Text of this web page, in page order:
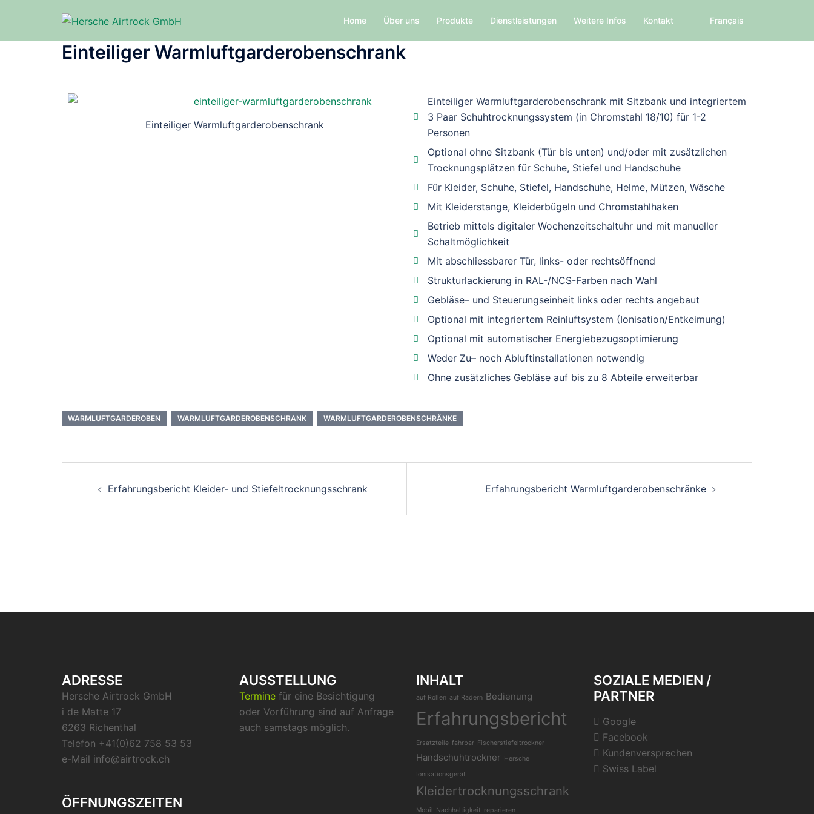
Home Über uns Produkte Dienstleistungen Weitere Infos Kontakt Français
Einteiliger Warmluftgarderobenschrank
Einteiliger Warmluftgarderobenschrank
Einteiliger Warmluftgarderobenschrank mit Sitzbank und integriertem
3 Paar Schuhtrocknungssystem (in Chromstahl 18/10) für 1-2
Personen
Optional ohne Sitzbank (Tür bis unten) und/oder mit zusätzlichen
Trocknungsplätzen für Schuhe, Stiefel und Handschuhe
Für Kleider, Schuhe, Stiefel, Handschuhe, Helme, Mützen, Wäsche
Mit Kleiderstange, Kleiderbügeln und Chromstahlhaken
Betrieb mittels digitaler Wochenzeitschaltuhr und mit manueller
Schaltmöglichkeit
Mit abschliessbarer Tür, links- oder rechtsöffnend
Strukturlackierung in RAL-/NCS-Farben nach Wahl
Gebläse– und Steuerungseinheit links oder rechts angebaut
Optional mit integriertem Reinluftsystem (Ionisation/Entkeimung)
Optional mit automatischer Energiebezugsoptimierung
Weder Zu– noch Abluftinstallationen notwendig
Ohne zusätzliches Gebläse auf bis zu 8 Abteile erweiterbar
WARMLUFTGARDEROBEN WARMLUFTGARDEROBENSCHRANK WARMLUFTGARDEROBENSCHRÄNKE
Erfahrungsbericht Kleider- und Stiefeltrocknungsschrank Erfahrungsbericht Warmluftgarderobenschränke
ADRESSE
Hersche Airtrock GmbH
i de Matte 17
6263 Richenthal
Telefon +41(0)62 758 53 53
e-Mail info@airtrock.ch
ÖFFNUNGSZEITEN
AUSSTELLUNG
Termine für eine Besichtigung
oder Vorführung sind auf Anfrage
auch samstags möglich.
INHALT
auf Rollen auf Rädern Bedienung
Erfahrungsbericht
Ersatzteile fahrbar Fischerstiefeltrockner
Handschuhtrockner Hersche
Ionisationsgerät
Kleidertrocknungsschrank
Mobil Nachhaltigkeit reparieren
SOZIALE MEDIEN /
PARTNER
Google
Facebook
Kundenversprechen
Swiss Label